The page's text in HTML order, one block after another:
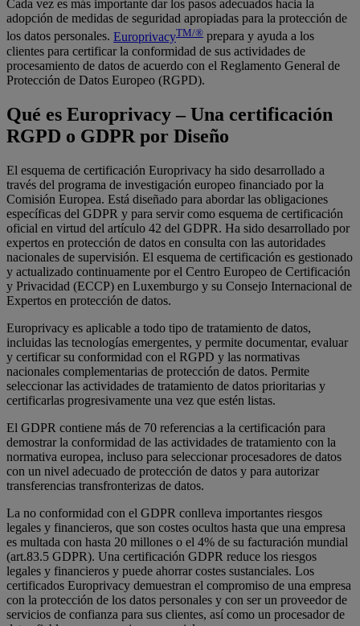
Cada vez es más importante dar los pasos adecuados hacia la
adopción de medidas de seguridad apropiadas para la protección de
los datos personales. EuroprivacyTM/® prepara y ayuda a los
clientes para certificar la conformidad de sus actividades de
procesamiento de datos de acuerdo con el Reglamento General de
Protección de Datos Europeo (RGPD).
Qué es Europrivacy – Una certificación
RGPD o GDPR por Diseño
El esquema de certificación Europrivacy ha sido desarrollado a
través del programa de investigación europeo financiado por la
Comisión Europea. Está diseñado para abordar las obligaciones
específicas del GDPR y para servir como esquema de certificación
oficial en virtud del artículo 42 del GDPR. Ha sido desarrollado por
expertos en protección de datos en consulta con las autoridades
nacionales de supervisión. El esquema de certificación es gestionado
y actualizado continuamente por el Centro Europeo de Certificación
y Privacidad (ECCP) en Luxemburgo y su Consejo Internacional de
Expertos en protección de datos.
Europrivacy es aplicable a todo tipo de tratamiento de datos,
incluidas las tecnologías emergentes, y permite documentar, evaluar
y certificar su conformidad con el RGPD y las normativas
nacionales complementarias de protección de datos. Permite
seleccionar las actividades de tratamiento de datos prioritarias y
certificarlas progresivamente una vez que estén listas.
El GDPR contiene más de 70 referencias a la certificación para
demostrar la conformidad de las actividades de tratamiento con la
normativa europea, incluso para seleccionar procesadores de datos
con un nivel adecuado de protección de datos y para autorizar
transferencias transfronterizas de datos.
La no conformidad con el GDPR conlleva importantes riesgos
legales y financieros, que son costes ocultos hasta que una empresa
es multada con hasta 20 millones o el 4% de su facturación mundial
(art.83.5 GDPR). Una certificación GDPR reduce los riesgos
legales y financieros y puede ahorrar costes sustanciales. Los
certificados Europrivacy demuestran el compromiso de una empresa
con la protección de los datos personales y con ser un proveedor de
servicios de confianza para sus clientes, así como un procesador de